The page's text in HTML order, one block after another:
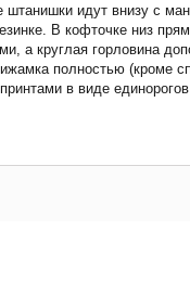
штанишки идут внизу с
В кофточке низ
а круглая горловина
полностью (кроме
в виде